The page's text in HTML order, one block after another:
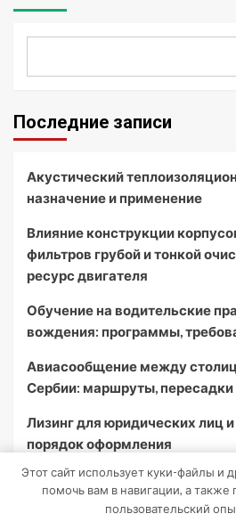
Последние записи
Акустический
назначение и применение
Влияние конструкции
фильтров грубой и тонкой
ресурс двигателя
Обучение на водительские
вождения: программы,
Авиасообщение между
Сербии: маршруты, пересадки
Лизинг для юридических лиц
порядок оформления
Архив
Этот сайт использует куки-файлы и
помочь вам в навигации, а также
пользовательский